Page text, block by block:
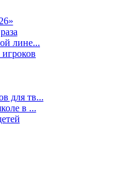
лине...
для тв...
в ...